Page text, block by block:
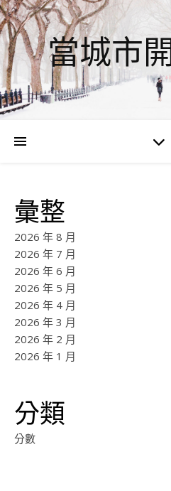
當城市
彙整
2026 年 8 月
2026 年 7 月
2026 年 6 月
2026 年 5 月
2026 年 4 月
2026 年 3 月
2026 年 2 月
2026 年 1 月
分類
分數